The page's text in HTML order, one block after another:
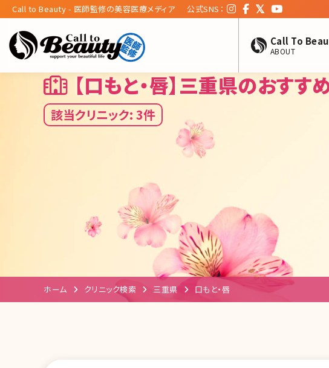
Call to Beauty - 医師監修の美容医療メディア 公式SNS：
Call To
ABOUT
【口もと・唇】三重県のおすす
該当クリニック: 3件
ホーム クリニック検索 三重県 口もと・唇